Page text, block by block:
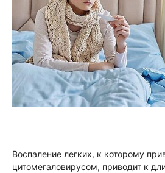
Воспаление легких, к которому
цитомегаловирусом, приводит к